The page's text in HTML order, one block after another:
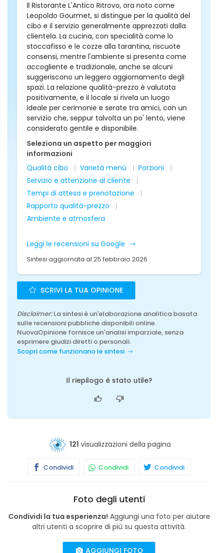
Il Ristorante L'Antico Ritrovo, ora noto come
Leopoldo Gourmet, si distingue per la qualità del
cibo e il servizio generalmente apprezzati dalla
clientela. La cucina, con specialità come lo
stoccafisso e le cozze alla tarantina, riscuote
consensi, mentre l'ambiente si presenta come
accogliente e tradizionale, anche se alcuni
suggeriscono un leggero aggiornamento degli
spazi. La relazione qualità-prezzo è valutata
positivamente, e il locale si rivela un luogo
ideale per cerimonie e serate tra amici, con un
servizio che, seppur talvolta un po' lento, viene
considerato gentile e disponibile.
Seleziona un aspetto per maggiori
informazioni
Qualità cibo
Varietà menù
Porzioni
Servizio e attenzione al cliente
Tempi di attesa e prenotazione
Rapporto qualità-prezzo
Ambiente e atmosfera
Leggi le recensioni su Google
Sintesi aggiornata al 25 febbraio 2026
SCRIVI LA TUA OPINIONE
Disclaimer:La sintesi è un'elaborazione analitica basata
sulle recensioni pubbliche disponibili online.
NuovaOpinione fornisce un'analisi imparziale, senza
esprimere giudizi diretti o personali.
Scopri come funzionano le sintesi
Il riepilogo è stato utile?
121 visualizzazioni della pagina
Condividi Condividi Condividi
Foto degli utenti
Condividi la tua esperienza! Aggiungi una foto per aiutare
altri utenti a scoprire di più su questa attività.
AGGIUNGI FOTO